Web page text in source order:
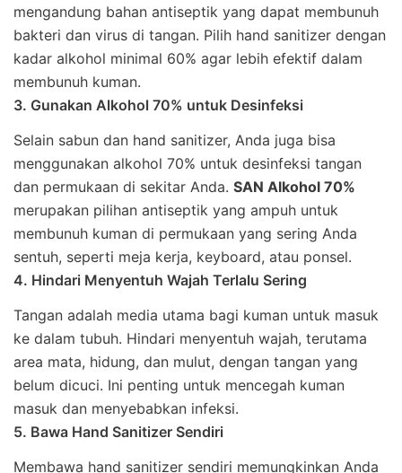
mengandung bahan antiseptik yang dapat membunuh
bakteri dan virus di tangan. Pilih hand sanitizer dengan
kadar alkohol minimal 60% agar lebih efektif dalam
membunuh kuman.
3. Gunakan Alkohol 70% untuk Desinfeksi
Selain sabun dan hand sanitizer, Anda juga bisa
menggunakan alkohol 70% untuk desinfeksi tangan
dan permukaan di sekitar Anda. SAN Alkohol 70%
merupakan pilihan antiseptik yang ampuh untuk
membunuh kuman di permukaan yang sering Anda
sentuh, seperti meja kerja, keyboard, atau ponsel.
4. Hindari Menyentuh Wajah Terlalu Sering
Tangan adalah media utama bagi kuman untuk masuk
ke dalam tubuh. Hindari menyentuh wajah, terutama
area mata, hidung, dan mulut, dengan tangan yang
belum dicuci. Ini penting untuk mencegah kuman
masuk dan menyebabkan infeksi.
5. Bawa Hand Sanitizer Sendiri
Membawa hand sanitizer sendiri memungkinkan Anda